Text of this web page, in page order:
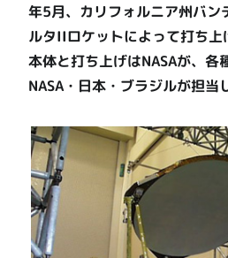
年5月、カリフォルニア州バン
ルタIIロケットによって打ち
本体と打ち上げはNASAが、各
NASA・日本・ブラジルが担当